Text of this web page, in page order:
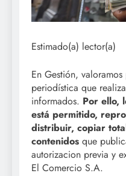
Estimado(a) lector(a)
En Gestión,
periodística que
informados. Por ello,
está permitido,
distribuir, copiar
contenidos que
autorizacion previa y
El Comercio S.A.